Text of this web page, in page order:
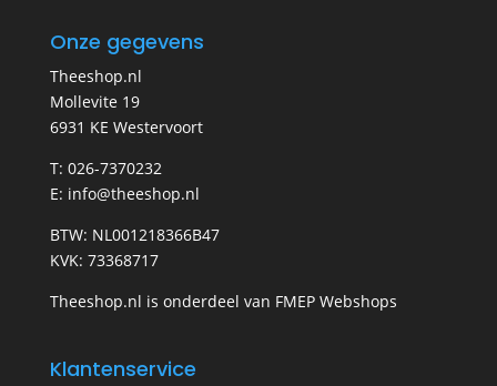
Onze gegevens
Theeshop.nl
Mollevite 19
6931 KE Westervoort
T: 026-7370232
E: info@theeshop.nl
BTW: NL001218366B47
KVK: 73368717
Theeshop.nl is onderdeel van FMEP Webshops
Klantenservice